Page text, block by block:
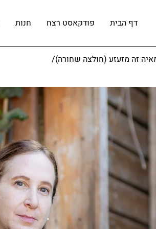
דף הבית פודקאסט רצח חנות
/זה מזעזע (חולצה שחורה)